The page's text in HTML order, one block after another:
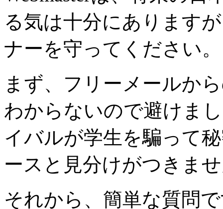
る気は十分にあります
ナーを守ってください。
まず、フリーメールか
わからないので避けま
イバルが学生を騙って
ースと見分けがつきま
それから、簡単な質問